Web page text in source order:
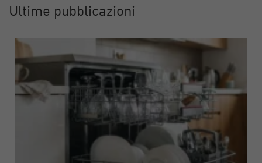
Ultime pubblicazioni